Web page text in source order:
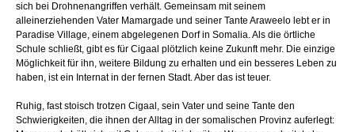
sich bei Drohnenangriffen verhält. Gemeinsam mit seinem
alleinerziehenden Vater Mamargade und seiner Tante Araweelo lebt er in
Paradise Village, einem abgelegenen Dorf in Somalia. Als die örtliche
Schule schließt, gibt es für Cigaal plötzlich keine Zukunft mehr. Die einzige
Möglichkeit für ihn, weitere Bildung zu erhalten und ein besseres Leben zu
haben, ist ein Internat in der fernen Stadt. Aber das ist teuer.
Ruhig, fast stoisch trotzen Cigaal, sein Vater und seine Tante den
Schwierigkeiten, die ihnen der Alltag in der somalischen Provinz auferlegt: